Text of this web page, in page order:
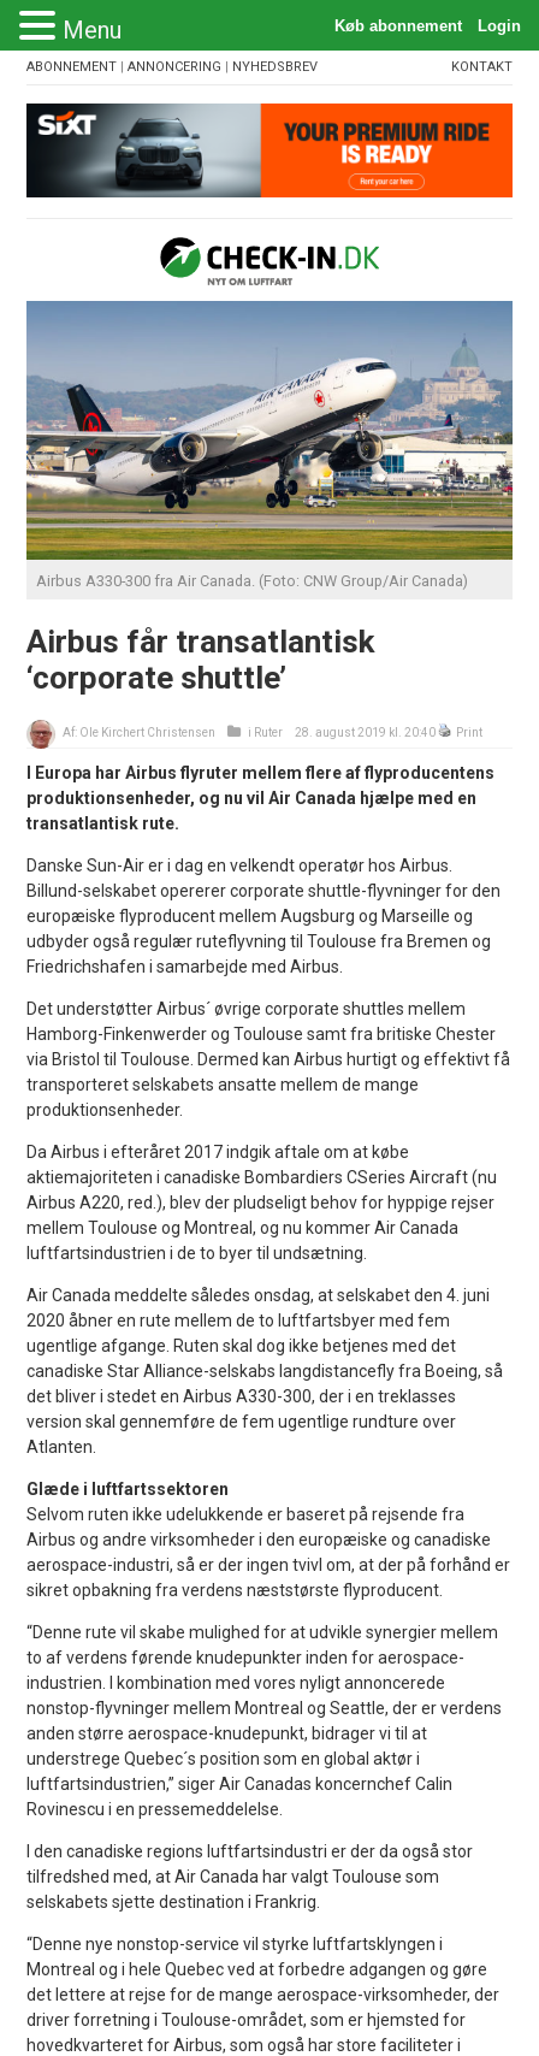
ABONNEMENT |ANNONCERING | NYHEDSBREV KONTAKT
Airbus A330-300 fra Air Canada. (Foto: CNW Group/Air Canada)
Airbus får transatlantisk
‘corporate shuttle’
Af: Ole Kirchert Christensen i Ruter 28. august 2019 kl. 20:40 Print
I Europa har Airbus flyruter mellem flere af flyproducentens
produktionsenheder, og nu vil Air Canada hjælpe med en
transatlantisk rute.
Danske Sun-Air er i dag en velkendt operatør hos Airbus.
Billund-selskabet opererer corporate shuttle-flyvninger for den
europæiske flyproducent mellem Augsburg og Marseille og
udbyder også regulær ruteflyvning til Toulouse fra Bremen og
Friedrichshafen i samarbejde med Airbus.
Det understøtter Airbus´ øvrige corporate shuttles mellem
Hamborg-Finkenwerder og Toulouse samt fra britiske Chester
via Bristol til Toulouse. Dermed kan Airbus hurtigt og effektivt få
transporteret selskabets ansatte mellem de mange
produktionsenheder.
Da Airbus i efteråret 2017 indgik aftale om at købe
aktiemajoriteten i canadiske Bombardiers CSeries Aircraft (nu
Airbus A220, red.), blev der pludseligt behov for hyppige rejser
mellem Toulouse og Montreal, og nu kommer Air Canada
luftfartsindustrien i de to byer til undsætning.
Air Canada meddelte således onsdag, at selskabet den 4. juni
2020 åbner en rute mellem de to luftfartsbyer med fem
ugentlige afgange. Ruten skal dog ikke betjenes med det
canadiske Star Alliance-selskabs langdistancefly fra Boeing, så
det bliver i stedet en Airbus A330-300, der i en treklasses
version skal gennemføre de fem ugentlige rundture over
Atlanten.
Glæde i luftfartssektoren
Selvom ruten ikke udelukkende er baseret på rejsende fra
Airbus og andre virksomheder i den europæiske og canadiske
aerospace-industri, så er der ingen tvivl om, at der på forhånd er
sikret opbakning fra verdens næststørste flyproducent.
“Denne rute vil skabe mulighed for at udvikle synergier mellem
to af verdens førende knudepunkter inden for aerospace-
industrien. I kombination med vores nyligt annoncerede
nonstop-flyvninger mellem Montreal og Seattle, der er verdens
anden større aerospace-knudepunkt, bidrager vi til at
understrege Quebec´s position som en global aktør i
luftfartsindustrien,” siger Air Canadas koncernchef Calin
Rovinescu i en pressemeddelelse.
I den canadiske regions luftfartsindustri er der da også stor
tilfredshed med, at Air Canada har valgt Toulouse som
selskabets sjette destination i Frankrig.
“Denne nye nonstop-service vil styrke luftfartsklyngen i
Montreal og i hele Quebec ved at forbedre adgangen og gøre
det lettere at rejse for de mange aerospace-virksomheder, der
driver forretning i Toulouse-området, som er hjemsted for
hovedkvarteret for Airbus, som også har store faciliteter i
Menu